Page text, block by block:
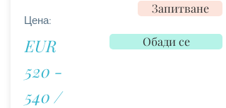
Цена:
EUR
520 -
540 /
Запитване
Обади се